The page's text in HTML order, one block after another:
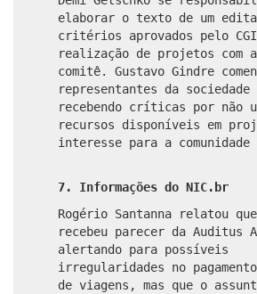
elaborar o texto de um
critérios aprovados pelo
realização de projetos com
comitê. Gustavo Gindre
representantes da
recebendo críticas por não
recursos disponíveis em
interesse para a
7. Informações do NIC.br
Rogério Santanna relatou
recebeu parecer da Auditus
alertando para possíveis
irregularidades no
de viagens, mas que o